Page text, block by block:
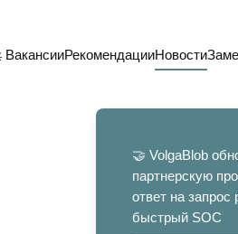
ВакансииРекомендацииНовости
🤝 VolgaBlob
партнерскую
ответ на запрос
быстрый SOC